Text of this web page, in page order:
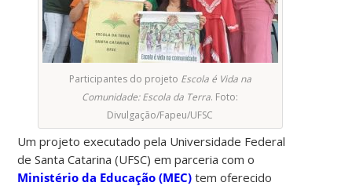
Participantes do projeto Escola é Vida na
Comunidade: Escola da Terra. Foto:
Divulgação/Fapeu/UFSC
Um projeto executado pela Universidade Federal
de Santa Catarina (UFSC) em parceria com o
Ministério da Educação (MEC) tem oferecido